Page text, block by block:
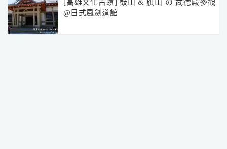
[高雄文化古蹟] 鼓山 & 旗山 の 武德殿參觀
@日式風劍道館